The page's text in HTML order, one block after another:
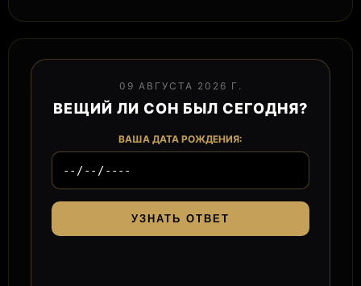
09 АВГУСТА 2026 Г.
ВЕЩИЙ ЛИ СОН БЫЛ СЕГОДНЯ?
ВАША ДАТА РОЖДЕНИЯ:
УЗНАТЬ ОТВЕТ